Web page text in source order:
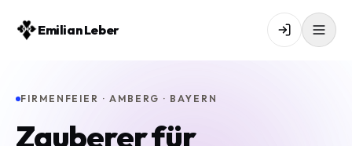
Emilian Leber
FIRMENFEIER · AMBERG · BAYERN
Zauberer für